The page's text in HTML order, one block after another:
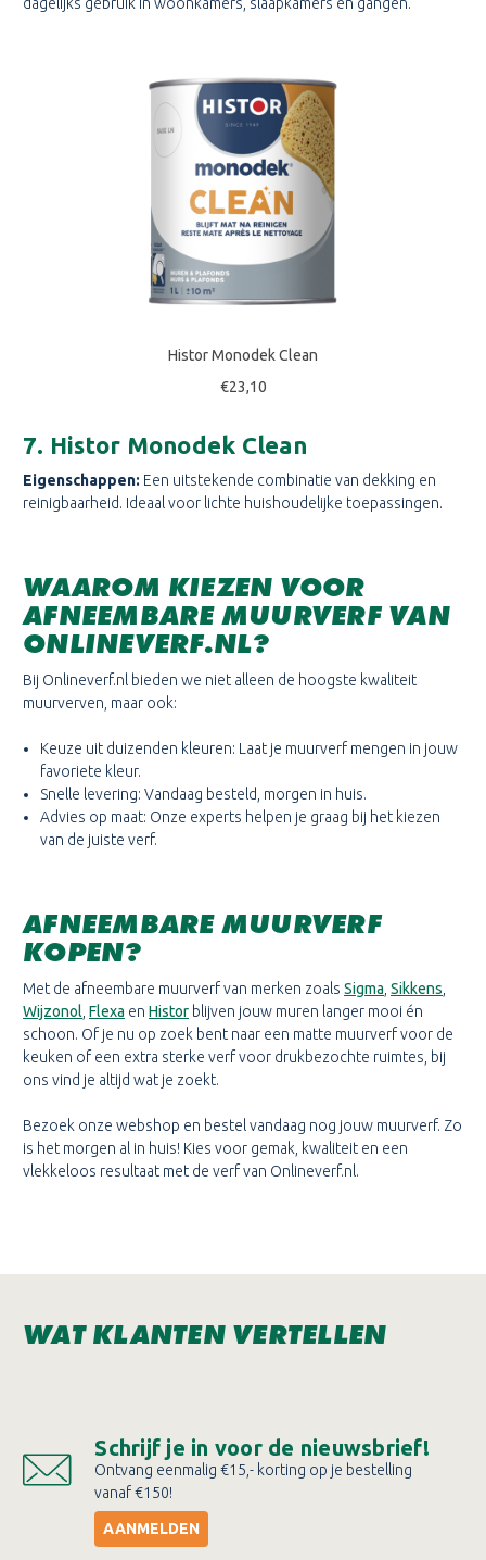
Histor Monodek Clean
€23,10
7. Histor Monodek Clean
Eigenschappen: Een uitstekende combinatie van dekking en
reinigbaarheid. Ideaal voor lichte huishoudelijke toepassingen.
WAAROM KIEZEN VOOR
AFNEEMBARE MUURVERF VAN
ONLINEVERF.NL?
Bij Onlineverf.nl bieden we niet alleen de hoogste kwaliteit
muurverven, maar ook:
Keuze uit duizenden kleuren: Laat je muurverf mengen in jouw
favoriete kleur.
Snelle levering: Vandaag besteld, morgen in huis.
Advies op maat: Onze experts helpen je graag bij het kiezen
van de juiste verf.
AFNEEMBARE MUURVERF
KOPEN?
Met de afneembare muurverf van merken zoals Sigma Sikkens
Wijzonol Flexa en Histor blijven jouw muren langer mooi én
schoon. Of je nu op zoek bent naar een matte muurverf voor de
keuken of een extra sterke verf voor drukbezochte ruimtes, bij
ons vind je altijd wat je zoekt.
Bezoek onze webshop en bestel vandaag nog jouw muurverf. Zo
is het morgen al in huis! Kies voor gemak, kwaliteit en een
vlekkeloos resultaat met de verf van Onlineverf.nl.
WAT KLANTEN VERTELLEN
Schrijf je in voor de nieuwsbrief!
Ontvang eenmalig €15,- korting op je bestelling
vanaf €150!
AANMELDEN